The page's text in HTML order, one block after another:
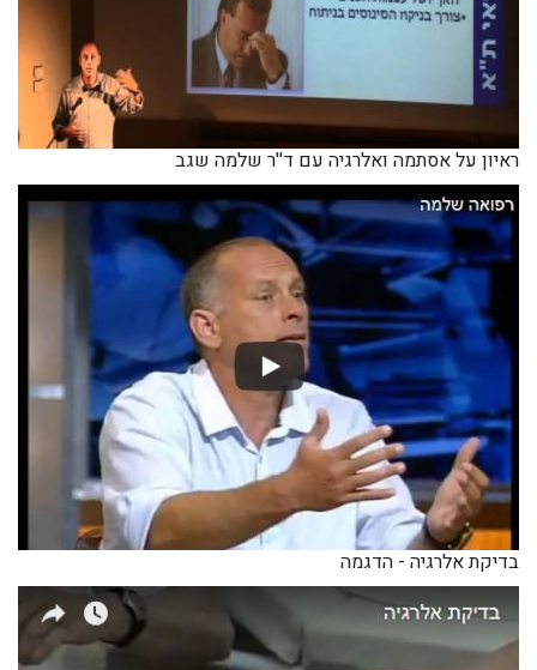
ראיון על אסתמה ואלרגיה עם ד''ר שלמה שגב
בדיקת אלרגיה - הדגמה